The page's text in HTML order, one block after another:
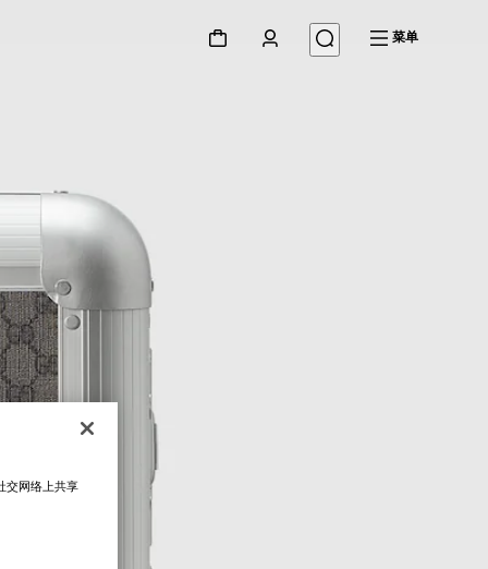
菜单
交网络上共享